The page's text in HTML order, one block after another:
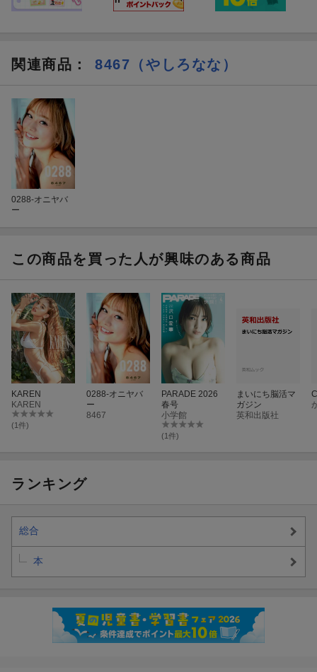
関連商品 ： 8467（やしろなな）
0288-オニヤバ
ー
この商品を買った人が興味のある商品
KAREN
KAREN
(1件)
0288-オニヤバ
ー
8467
PARADE 2026
春号
小学館
(1件)
まいにち脳活マ
ガジン
英和出版社
ランキング
総合
本